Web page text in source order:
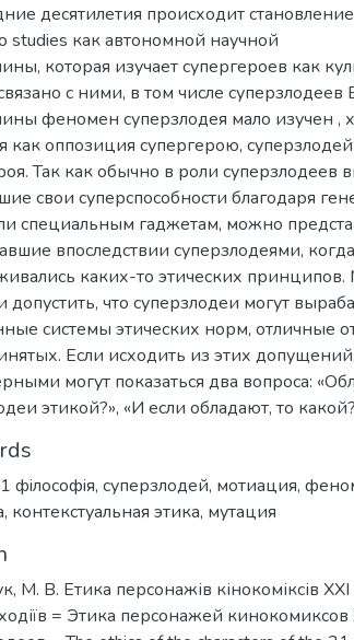
десятилетия происходит
studies как автономной научной
которая изучает супергероев как
с ними, в том числе суперзлодеев
феномен суперзлодея мало изучен ,
как оппозиция супергерою,
Так как обычно в роли суперзлодеев
свои суперспособности благодаря
специальным гаджетам, можно
впоследствии суперзлодеями,
каких-то этических
допустить, что суперзлодеи могут
системы этических норм, отличные
Если исходить из этих
могут показаться два вопроса:
этикой?», «И если обладают, то
фiлософiя, суперзлодей, мотиация,
, контекстуальная этика, мутация
М. В. Етика персонажів кінокоміксів XXI
= Этика персонажей